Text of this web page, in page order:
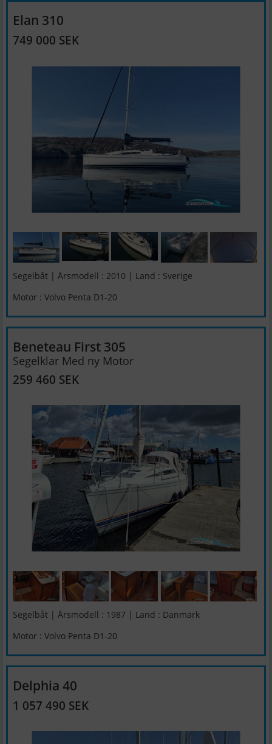
Elan 310
749 000 SEK
Segelbåt | Årsmodell : 2010 | Land : Sverige
Motor : Volvo Penta D1-20
Beneteau First 305
Segelklar Med ny Motor
259 460 SEK
Segelbåt | Årsmodell : 1987 | Land : Danmark
Motor : Volvo Penta D1-20
Delphia 40
1 057 490 SEK